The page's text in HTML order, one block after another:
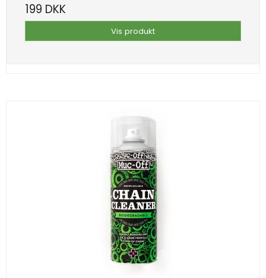
199 DKK
Vis produkt